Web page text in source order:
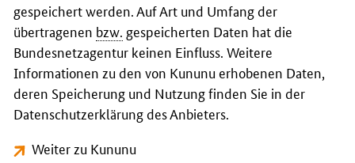
gespeichert werden. Auf Art und Umfang der
übertragenen bzw. gespeicherten Daten hat die
Bundesnetzagentur keinen Einfluss. Weitere
Informationen zu den von Kununu erhobenen Daten,
deren Speicherung und Nutzung finden Sie in der
Datenschutzerklärung des Anbieters.
Weiter zu Kununu